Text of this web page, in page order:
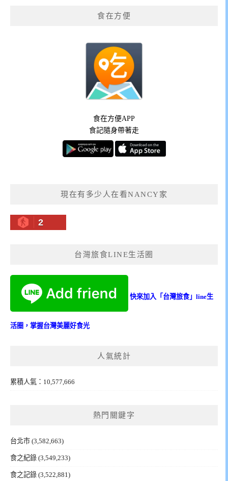
食在方便
食在方便APP
食記隨身帶著走
現在有多少人在看NANCY家
2
台灣旅食LINE生活圈
快來加入「台灣旅食」line生
活圈，掌握台灣美麗好食光
人氣統計
累積人氣：10,577,666
熱門關鍵字
台北市 (3,582,663)
食之紀錄 (3,549,233)
食之記錄 (3,522,881)